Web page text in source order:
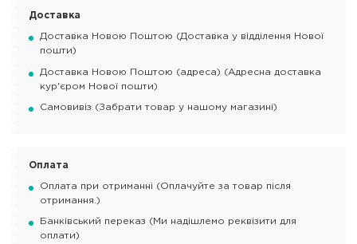
Доставка
Доставка Новою Поштою (Доставка у відділення Нової
пошти)
Доставка Новою Поштою (адреса) (Адресна доставка
кур'єром Нової пошти)
Самовивіз (Забрати товар у нашому магазині)
Оплата
Оплата при отриманні (Оплачуйте за товар після
отримання.)
Банківський переказ (Ми надішлемо реквізити для
оплати)